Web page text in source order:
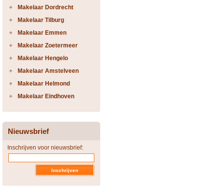
Makelaar Dordrecht
Makelaar Tilburg
Makelaar Emmen
Makelaar Zoetermeer
Makelaar Hengelo
Makelaar Amstelveen
Makelaar Helmond
Makelaar Eindhoven
Nieuwsbrief
Inschrijven voor nieuwsbrief: